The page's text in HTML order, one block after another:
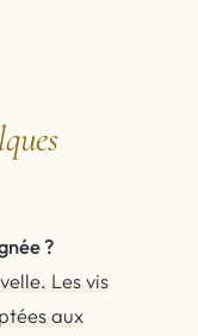
?
Les vis
aux